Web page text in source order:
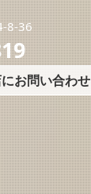
8-36
お問い合わせ